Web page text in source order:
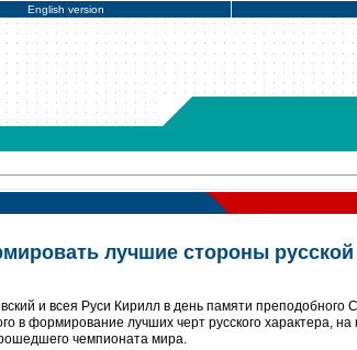
English version
лучшие стороны
и всея Руси Кирилл в день памяти преподобного
в формирование лучших черт русского характера, на
чемпионата мира.